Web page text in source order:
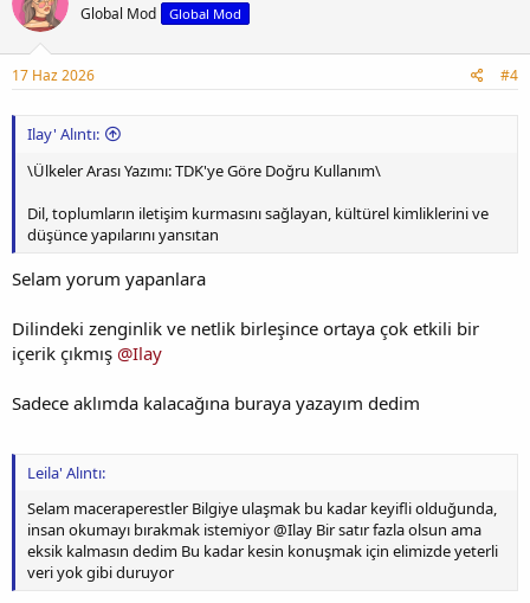
Global Mod Global Mod
17 Haz 2026 #4
Ilay' Alıntı:
\Ülkeler Arası Yazımı: TDK'ye Göre Doğru Kullanım\
Dil, toplumların iletişim kurmasını sağlayan, kültürel kimliklerini ve
düşünce yapılarını yansıtan
Selam yorum yapanlara
Dilindeki zenginlik ve netlik birleşince ortaya çok etkili bir
içerik çıkmış @Ilay
Sadece aklımda kalacağına buraya yazayım dedim
Leila' Alıntı:
Selam maceraperestler Bilgiye ulaşmak bu kadar keyifli olduğunda,
insan okumayı bırakmak istemiyor @Ilay Bir satır fazla olsun ama
eksik kalmasın dedim Bu kadar kesin konuşmak için elimizde yeterli
veri yok gibi duruyor